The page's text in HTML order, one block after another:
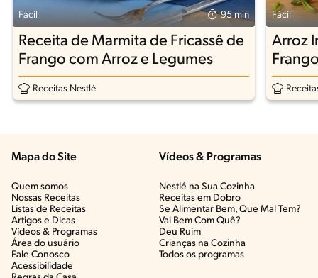
Fácil 95 min
Receita de Marmita de Fricassê de
Frango com Arroz e Legumes
Receitas Nestlé
Fácil
Arroz
Mapa do Site
Quem somos
Nossas Receitas
Listas de Receitas​
Artigos e Dicas​
Vídeos & Programas​
Área do usuário
Fale Conosco
Acessibilidade
Vídeos & Programas​
Nestlé na Sua Cozinha
Receitas em Dobro
Se Alimentar Bem, Que Mal Tem?​
Vai Bem Com Quê?​
Deu Ruim​
Crianças na Cozinha​
Todos os programas